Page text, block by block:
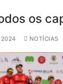
os
2024 NOTÍCIAS